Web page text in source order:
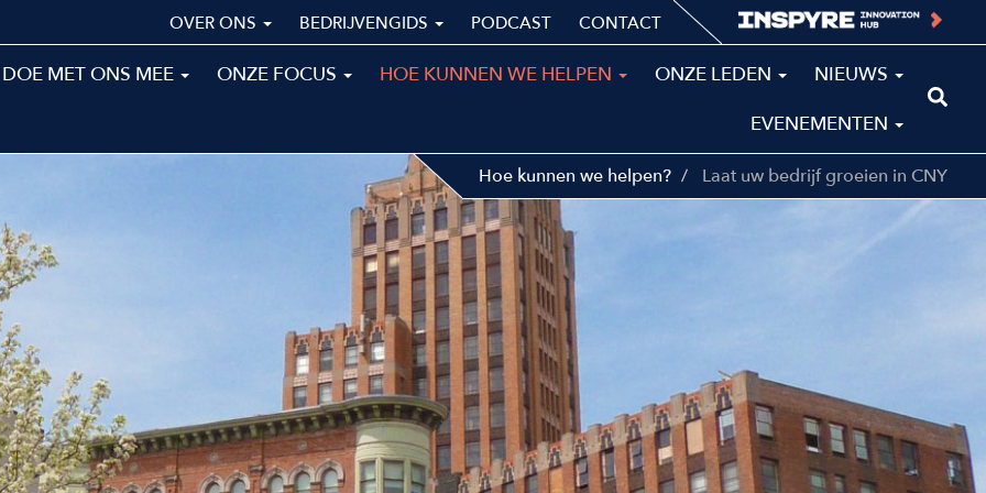
Hoe kunnen we helpen? Laat uw bedrijf groeien in CNY
OVER ONS BEDRIJVENGIDS PODCAST CONTACT
DOE MET ONS MEE ONZE FOCUS HOE KUNNEN WE HELPEN ONZE LEDEN
NIEUWS
EVENEMENTEN